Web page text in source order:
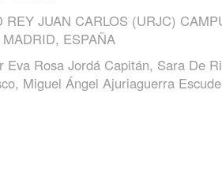
REY JUAN CARLOS (URJC)
ESPAÑA
Eva Rosa Jordá Capitán, Sara De
Miguel Ángel Ajuriaguerra